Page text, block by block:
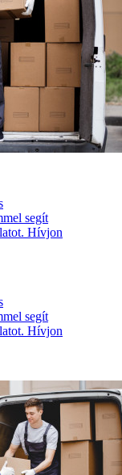
segít
Hívjon
segít
Hívjon